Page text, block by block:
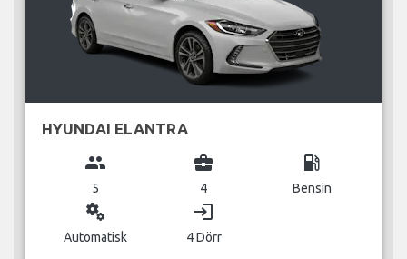
HYUNDAI ELANTRA
group
5
business_center
4
local_gas_station
Bensin
miscellaneous_services
Automatisk
login
4 Dörr